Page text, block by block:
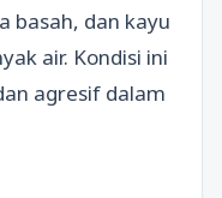
basah, dan kayu
air. Kondisi ini
agresif dalam